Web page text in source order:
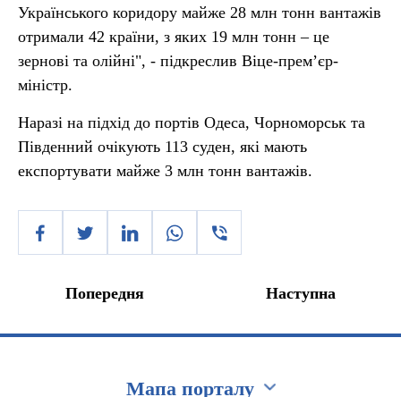
Українського коридору майже 28 млн тонн вантажів
отримали 42 країни, з яких 19 млн тонн – це
зернові та олійні", - підкреслив Віце-прем’єр-
міністр.
Наразі на підхід до портів Одеса, Чорноморськ та
Південний очікують 113 суден, які мають
експортувати майже 3 млн тонн вантажів.
Попередня Наступна
Мапа порталу